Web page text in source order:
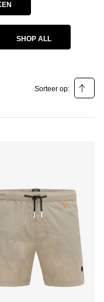
SHOP ALL
Sorteer op: